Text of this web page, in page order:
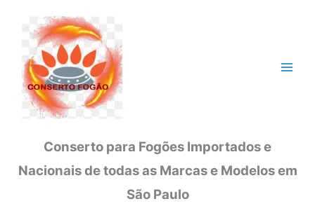
conteúdo
Conserto para Fogões Importados e
Nacionais de todas as Marcas e Modelos em
São Paulo